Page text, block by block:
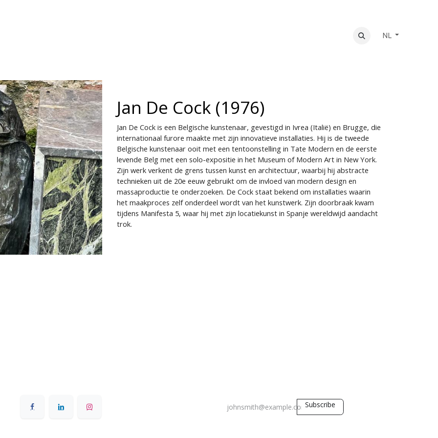
NL
Jan De Cock (1976)
Jan De Cock is een Belgische kunstenaar, gevestigd in Ivrea (Italië) en Brugge, die
internationaal furore maakte met zijn innovatieve installaties. Hij is de tweede
Belgische kunstenaar ooit met een tentoonstelling in Tate Modern en de eerste
levende Belg met een solo-expositie in het Museum of Modern Art in New York.
Zijn werk verkent de grens tussen kunst en architectuur, waarbij hij abstracte
technieken uit de 20e eeuw gebruikt om de invloed van modern design en
massaproductie te onderzoeken. De Cock staat bekend om installaties waarin
het maakproces zelf onderdeel wordt van het kunstwerk. Zijn doorbraak kwam
tijdens Manifesta 5, waar hij met zijn locatiekunst in Spanje wereldwijd aandacht
trok.
Subscribe